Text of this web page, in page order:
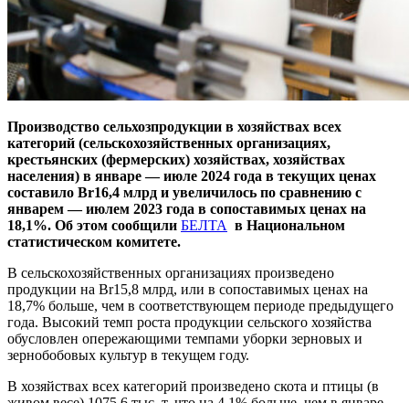
Производство сельхозпродукции в хозяйствах всех
категорий (сельскохозяйственных организациях,
крестьянских (фермерских) хозяйствах, хозяйствах
населения) в январе — июле 2024 года в текущих ценах
составило Br16,4 млрд и увеличилось по сравнению с
январем — июлем 2023 года в сопоставимых ценах на
18,1%. Об этом сообщили БЕЛТА в Национальном
статистическом комитете.
В сельскохозяйственных организациях произведено
продукции на Br15,8 млрд, или в сопоставимых ценах на
18,7% больше, чем в соответствующем периоде предыдущего
года. Высокий темп роста продукции сельского хозяйства
обусловлен опережающими темпами уборки зерновых и
зернобобовых культур в текущем году.
В хозяйствах всех категорий произведено скота и птицы (в